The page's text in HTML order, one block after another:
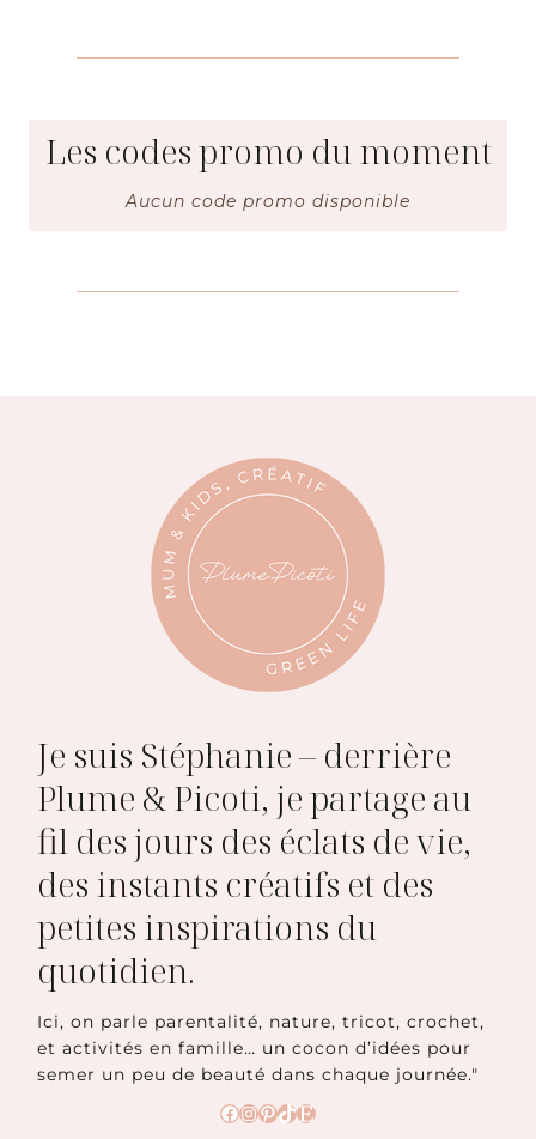
Les codes promo du moment
Aucun code promo disponible
Je suis Stéphanie – derrière
Plume & Picoti, je partage au
fil des jours des éclats de vie,
des instants créatifs et des
petites inspirations du
quotidien.
Ici, on parle parentalité, nature, tricot, crochet,
et activités en famille… un cocon d’idées pour
semer un peu de beauté dans chaque journée."
Facebook
Instagram
Pinterest
TikTok
Etsy